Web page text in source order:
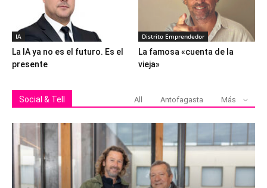
IA
La IA ya no es el futuro. Es el
presente
Distrito Emprendedor
La famosa «cuenta de la
vieja»
Social & Tell All Antofagasta Más